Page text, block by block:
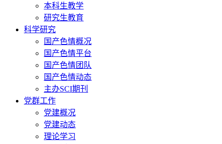
本科生教学
研究生教育
科学研究
国产色情概况
国产色情平台
国产色情团队
国产色情动态
主办SCI期刊
党群工作
党建概况
党建动态
理论学习